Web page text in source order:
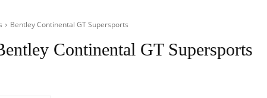
Bentley Continental GT Supersports
Continental GT Supersports